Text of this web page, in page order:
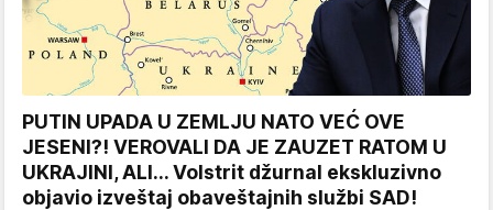
PUTIN UPADA U ZEMLJU NATO VEĆ OVE
JESENI?! VEROVALI DA JE ZAUZET RATOM U
UKRAJINI, ALI... Volstrit džurnal ekskluzivno
objavio izveštaj obaveštajnih službi SAD!